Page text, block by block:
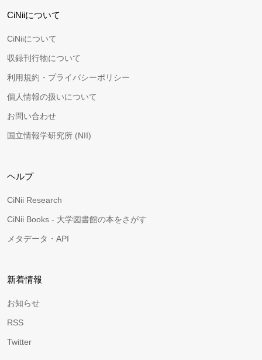
CiNiiについて
CiNiiについて
収録刊行物について
利用規約・プライバシーポリシー
個人情報の扱いについて
お問い合わせ
国立情報学研究所 (NII)
ヘルプ
CiNii Research
CiNii Books - 大学図書館の本をさがす
メタデータ・API
新着情報
お知らせ
RSS
Twitter